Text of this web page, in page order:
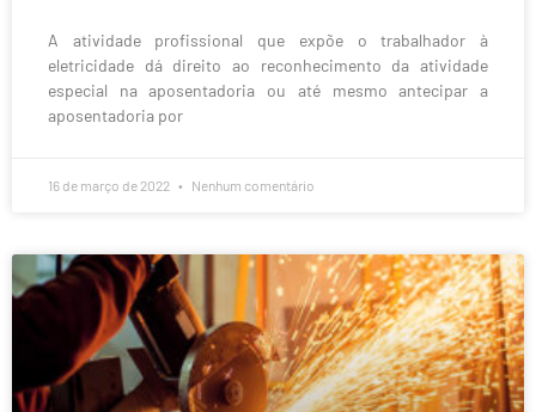
A atividade profissional que expõe o trabalhador à
eletricidade dá direito ao reconhecimento da atividade
especial na aposentadoria ou até mesmo antecipar a
aposentadoria por
16 de março de 2022 Nenhum comentário